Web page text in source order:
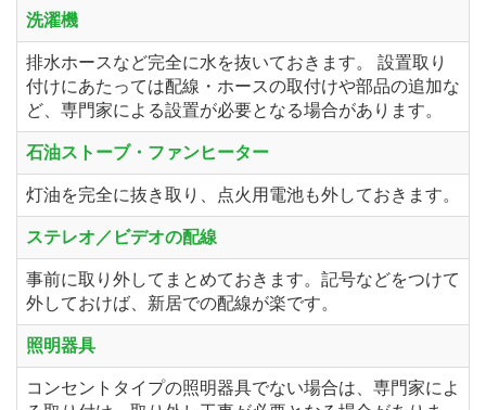
洗濯機
排水ホースなど完全に水を抜いておきます。 設置取り
付けにあたっては配線・ホースの取付けや部品の追加な
ど、専門家による設置が必要となる場合があります。
石油ストーブ・ファンヒーター
灯油を完全に抜き取り、点火用電池も外しておきます。
ステレオ／ビデオの配線
事前に取り外してまとめておきます。記号などをつけて
外しておけば、新居での配線が楽です。
照明器具
コンセントタイプの照明器具でない場合は、専門家によ